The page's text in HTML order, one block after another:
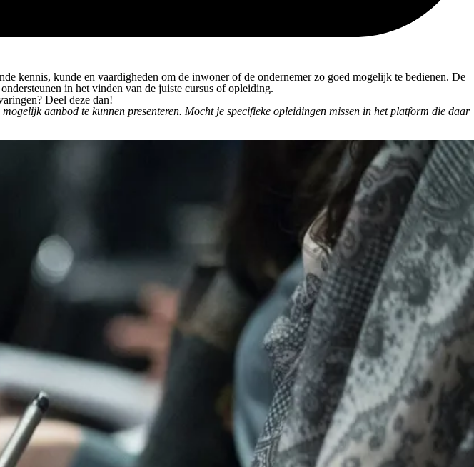
kennis, kunde en vaardigheden om de inwoner of de ondernemer zo goed mogelijk te bedienen. De
in het vinden van de juiste cursus of opleiding.
Deel deze dan!
aanbod te kunnen presenteren. Mocht je specifieke opleidingen missen in het platform die daar